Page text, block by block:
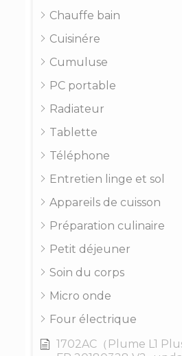
Chauffe bain
Cuisinére
Cumuluse
PC portable
Radiateur
Tablette
Téléphone
Entretien linge et sol
Appareils de cuisson
Préparation culinaire
Petit déjeuner
Soin du corps
Micro onde
Four électrique
1702AC（Plume L1